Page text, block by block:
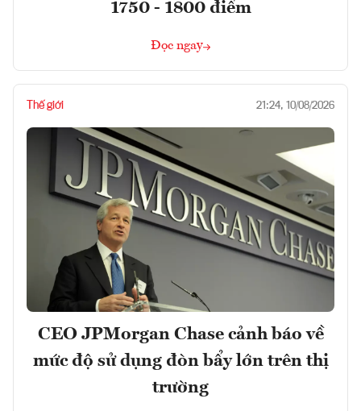
1750 - 1800 điểm
Đọc ngay
Thế giới 21:24, 10/08/2026
CEO JPMorgan Chase cảnh báo về
mức độ sử dụng đòn bẩy lớn trên thị
trường